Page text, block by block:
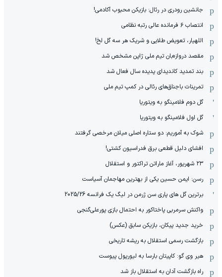
جانشین رودری در رئال: بازیکن محبوب آکادمی!
انتصاب ۶ فرمانده عالی رتبه نظامی
اللهیار، تعویض طلایی و شریک هر سه گل لخ!
مقصد دروازه‌بان تیم ملی ژاپن مشخص شد
بند تمدید کاندیدای پدیده سال فعال شد
‫تمرینات باجناق‌های رئالی در کمپ تیم ملی
گل دوم فلامینگو به ویتوریا
گل اول فلامینگو به ویتوریا
شوک به آموریم: دو ستاره اصلی میلان مرخصی گرفتند
افشای دلیل قطعی برق فدراسیون کشتی!
۲۳ شهریور، آغاز ماراتن تراکتور و استقلال
رسن: ایمن حسین یکی از بهترین مهاجمان آسیاست
برترین گل های پاری سن ژرمن در لیگ یک فرانسه 2025/26
واکنش سرمربی پاختاکور به احتمال بازی پورعلی‌گنجی
خرید جدید پیکان، بازیکن سابق (عکس)
بازگشت رسمی استقلال به ریشه تاریخی
هیر وی گو: کاپیتان بارسا به لیورپول پیوست
راه بازگشت آدان به استقلال باز شد